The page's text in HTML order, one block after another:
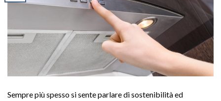
Sempre più spesso si sente parlare di sostenibilità ed